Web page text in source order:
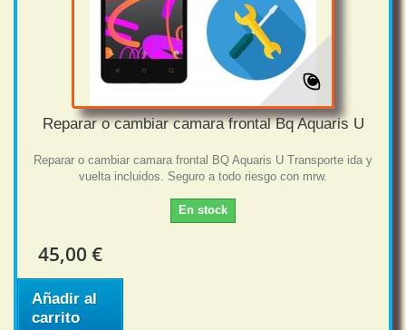
Reparar o cambiar camara frontal Bq Aquaris U
Reparar o cambiar camara frontal BQ Aquaris U Transporte ida y
vuelta incluidos. Seguro a todo riesgo con mrw.
En stock
45,00 €
Añadir al
carrito